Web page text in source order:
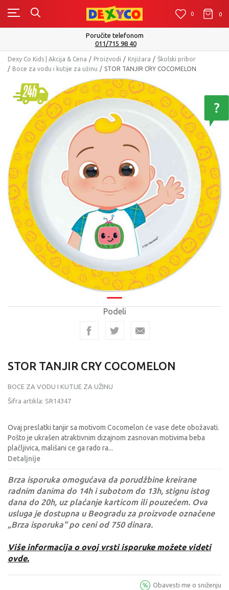
0 0 0
Poručite telefonom
011/715 98 40
Dexy Co Kids | Akcija & Cena Proizvodi Knjižara
Školski pribor
Boce za vodu i kutije za užinu
STOR TANJIR CRY COCOMELON
Podeli
STOR TANJIR CRY COCOMELON
BOCE ZA VODU I KUTIJE ZA UŽINU
Šifra artikla: SR14347
Ovaj preslatki tanjir sa motivom Cocomelon će vase dete obožavati.
Pošto je ukrašen atraktivnim dizajnom zasnovan motivima beba
plačljivica, mališani ce ga rado ra...
Detaljnije
Brza isporuka omogućava da porudžbine kreirane
radnim danima do 14h i subotom do 13h, stignu istog
dana do 20h, uz plaćanje karticom ili pouzećem. Ova
usluga je dostupna u Beogradu za proizvode označene
„Brza isporuka“ po ceni od 750 dinara.
Više informacija o ovoj vrsti isporuke možete videti
ovde.
Obavesti me o sniženju